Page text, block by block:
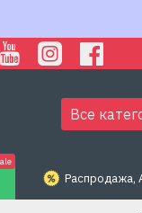
Все
Распродажа,